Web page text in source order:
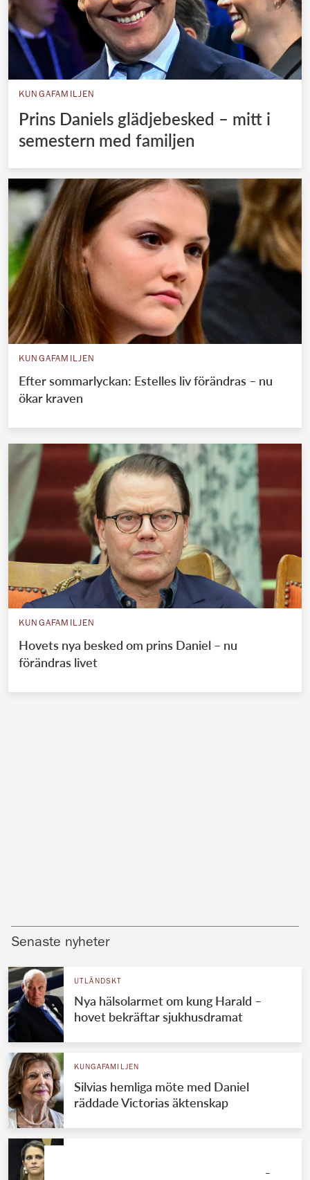
KUNGAFAMILJEN
Prins Daniels glädjebesked – mitt i
semestern med familjen
KUNGAFAMILJEN
Efter sommarlyckan: Estelles liv förändras – nu
ökar kraven
KUNGAFAMILJEN
Hovets nya besked om prins Daniel – nu
förändras livet
Senaste nyheter
UTLÄNDSKT
Nya hälsolarmet om kung Harald –
hovet bekräftar sjukhusdramat
KUNGAFAMILJEN
Silvias hemliga möte med Daniel
räddade Victorias äktenskap
Madeleines ekonomiska jätteflopp –